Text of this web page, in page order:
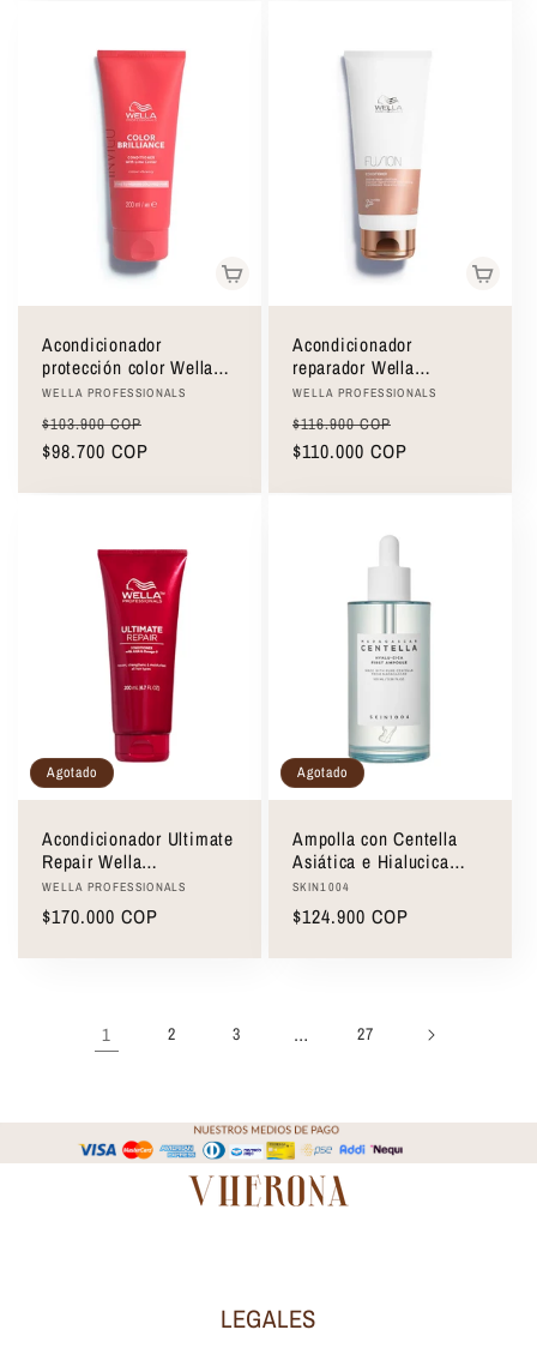
Acondicionador
protección color Wella
Professionals Invigo
Color Brilliance 200ml
Proveedor:
WELLA PROFESSIONALS
Precio
habitual
$103.900 COP
$98.700 COP
Acondicionador
reparador Wella
Professionals Fusion
Conditioner 200ml
Proveedor:
WELLA PROFESSIONALS
Precio
habitual
$116.900 COP
de
$110.000 COP
Agotado
Acondicionador Ultimate
Repair Wella
Professionals
Proveedor:
WELLA PROFESSIONALS
Precio
$170.000 COP
Agotado
Ampolla con Centella
Asiática e Hialucica
Madagascar Centella
Hyalu-Cica First
Ampoule 100ml
Proveedor:
SKIN1004
Precio
$124.900 COP
1 2 3 … 27
LEGALES